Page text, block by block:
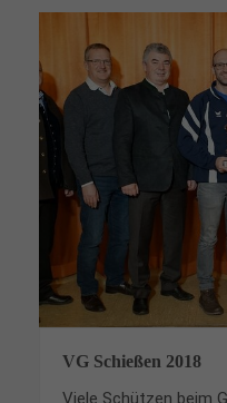
VG Schießen 2018
Viele Schützen beim